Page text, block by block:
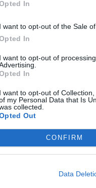
In
I want to opt-out of the Sale
In
I want to opt-out of
In
I want to opt-out of
my Personal Data that Is
collected.
Out
CONFIRM
Data
Οι διακοπές
συμπατριώτες